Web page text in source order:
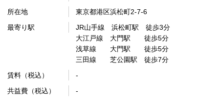
所在地
東京都港区浜松町2-7-6
最寄り駅
JR山手線 浜松町駅 徒歩3分
大江戸線 大門駅 徒歩5分
浅草線 大門駅 徒歩5分
三田線 芝公園駅 徒歩7分
賃料（税込）
-
共益費（税込）
-